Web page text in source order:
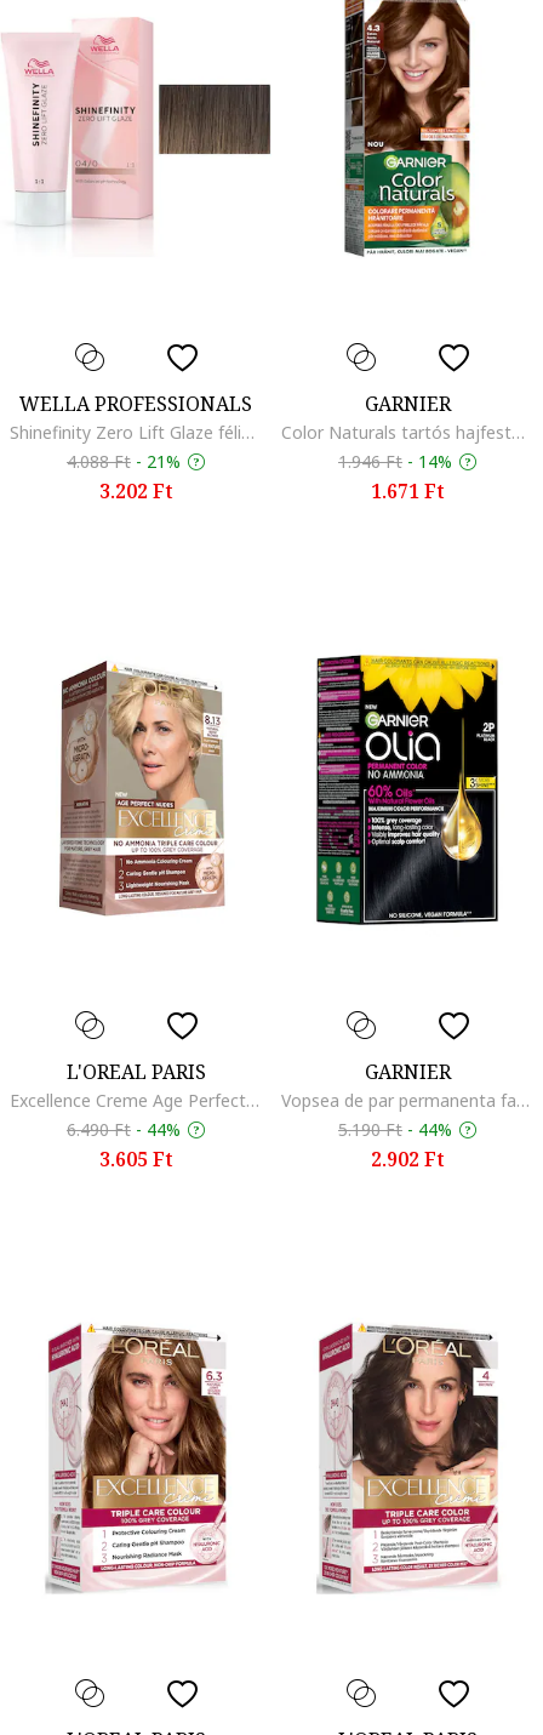
WELLA PROFESSIONALS
Shinefinity Zero Lift Glaze félig permanens hajfesték 60 ml, Natural Espresso
4.088 Ft - 21%
3.202 Ft
GARNIER
Color Naturals tartós hajfesték, 110 ml, aranybarna
1.946 Ft - 14%
1.671 Ft
L'OREAL PARIS
Excellence Creme Age Perfect Nudes Natural ammóniamentes tartós hajfesték, érett ősz hajra tervezve, erősíti és táplálja a hajat, 192 ml, 8.13, 192 ml
6.490 Ft - 44%
3.605 Ft
GARNIER
Vopsea de par permanenta fara amoniac Olia 1.0 Night Black, 174 ml, Platina Fekete
5.190 Ft - 44%
2.902 Ft